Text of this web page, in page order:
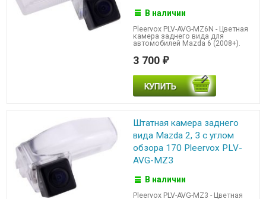
В наличии
Pleervox PLV-AVG-MZ6N - Цветная
камера заднего вида для
автомобилей Mazda 6 (2008+).
3 700 ₽
Штатная камера заднего
вида Mazda 2, 3 с углом
обзора 170 Pleervox PLV-
AVG-MZ3
В наличии
Pleervox PLV-AVG-MZ3 - Цветная